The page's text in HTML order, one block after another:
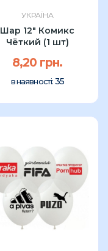
УКРАЇНА
Шар 12" Комикс
Чёткий (1 шт)
8,20 грн.
в наявності: 35